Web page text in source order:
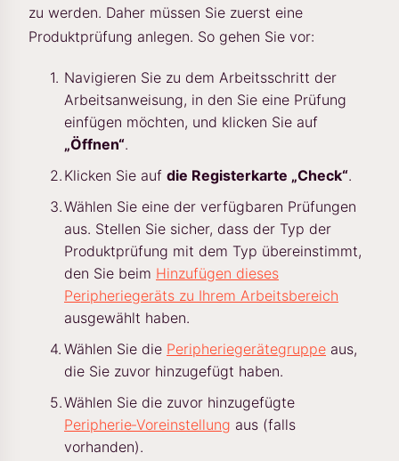
zu werden. Daher müssen Sie zuerst eine
Produktprüfung anlegen. So gehen Sie vor:
Navigieren Sie zu dem Arbeitsschritt der
Arbeitsanweisung, in den Sie eine Prüfung
einfügen möchten, und klicken Sie auf
„Öffnen“.
Klicken Sie auf die Registerkarte „Check“.
Wählen Sie eine der verfügbaren Prüfungen
aus. Stellen Sie sicher, dass der Typ der
Produktprüfung mit dem Typ übereinstimmt,
den Sie beim Hinzufügen dieses
Peripheriegeräts zu Ihrem Arbeitsbereich
ausgewählt haben.
Wählen Sie die Peripheriegerätegruppe aus,
die Sie zuvor hinzugefügt haben.
Wählen Sie die zuvor hinzugefügte
Peripherie‑Voreinstellung aus (falls
vorhanden).